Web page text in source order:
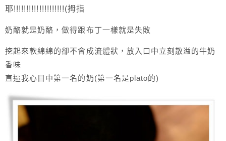
耶!!!!!!!!!!!!!!!!!!!!(拇指
奶酪就是奶酪，做得跟布丁一樣就是失敗
挖起來軟綿綿的卻不會成流體狀，放入口中立刻散溢的牛奶
香味
直逼我心目中第一名的奶(第一名是plato的)